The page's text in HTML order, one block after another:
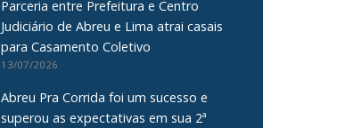
Parceria entre Prefeitura e Centro
Judiciário de Abreu e Lima atrai casais
para Casamento Coletivo
13/07/2026
Abreu Pra Corrida foi um sucesso e
superou as expectativas em sua 2ª